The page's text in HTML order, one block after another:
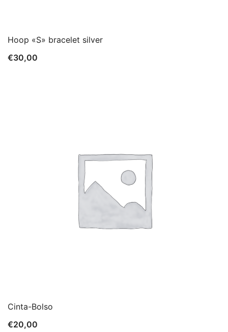
Hoop «S» bracelet silver
€30,00
Cinta-Bolso
€20,00